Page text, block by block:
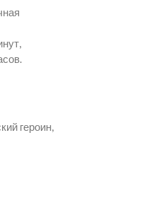
героин,